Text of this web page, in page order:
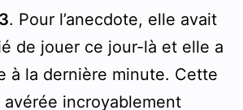
. Pour l’anecdote, elle avait
de jouer ce jour-là et elle a
à la dernière minute. Cette
avérée incroyablement